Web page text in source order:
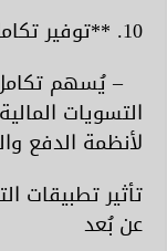
10. **توفير تكامل مع أنظمة الدفع والتأمين:**
– يُسهم
التسويات
لأنظمة الدفع
تأثير تطبيقات
عن بُعد